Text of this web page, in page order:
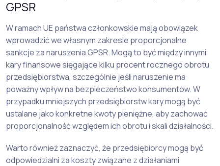
GPSR
W ramach UE państwa członkowskie mają obowiązek
wprowadzić we własnym zakresie proporcjonalne
sankcje za naruszenia GPSR. Mogą to być między innymi
kary finansowe sięgające kilku procent rocznego obrotu
przedsiębiorstwa, szczególnie jeśli naruszenie ma
poważny wpływ na bezpieczeństwo konsumentów. W
przypadku mniejszych przedsiębiorstw kary mogą być
ustalane jako konkretne kwoty pieniężne, aby zachować
proporcjonalność względem ich obrotu i skali działalności.
Warto również zaznaczyć, że przedsiębiorcy mogą być
odpowiedzialni za koszty związane z działaniami